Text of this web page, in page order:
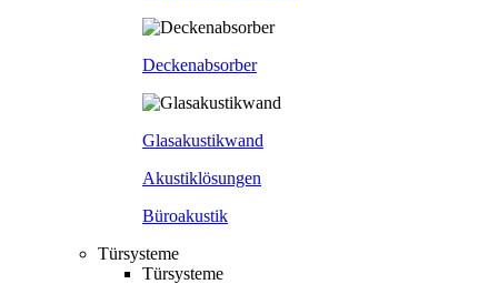
Deckenabsorber
Glasakustikwand
Akustiklösungen
Büroakustik
Türsysteme
Türsysteme